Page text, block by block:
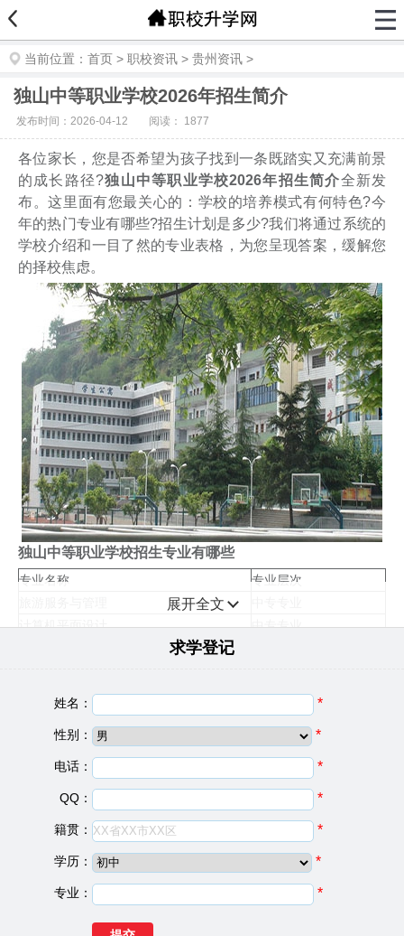
当前位置： 首页 > 职校资讯 > 贵州资讯 >
独山中等职业学校2026年招生简介
发布时间：2026-04-12 阅读： 1877
各位家长，您是否希望为孩子找到一条既踏实又充满前景
的成长路径?独山中等职业学校2026年招生简介全新发
布。这里面有您最关心的：学校的培养模式有何特色?今
年的热门专业有哪些?招生计划是多少?我们将通过系统的
学校介绍和一目了然的专业表格，为您呈现答案，缓解您
的择校焦虑。
独山中等职业学校招生专业有哪些
专业名称
专业层次
计算机平面设计
中专专业
1、普通中专3年级学生且年满17周岁;
2、普通中专1、2年级在校生不可报考;
3、高中毕业生、中职毕业生持大专毕业证者;
4、专升本考生持大专毕业证者;
5、满足以上条件且持有二代身份证原件(一代身份证、临
时身份证及户口本不可报名)。
录取规则
1、严格执行国家招生政策和规定，对考生实行德、智、
展开全文
求学登记
姓名： *
性别： *
电话： *
QQ： *
籍贯： *
学历： *
专业： *